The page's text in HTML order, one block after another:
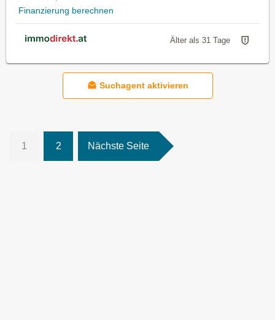
Finanzierung berechnen
Älter als 31 Tage
Suchagent aktivieren
1 2 Nächste Seite